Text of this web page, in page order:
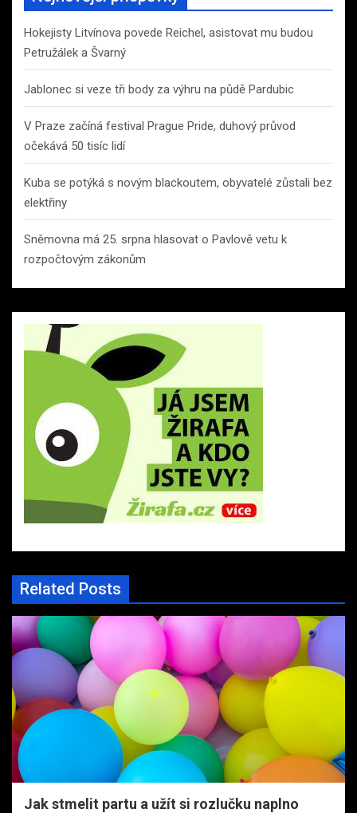
Hokejisty Litvínova povede Reichel, asistovat mu budou
Petružálek a Švarný
Jablonec si veze tři body za výhru na půdě Pardubic
V Praze začíná festival Prague Pride, duhový průvod
očekává 50 tisíc lidí
Kuba se potýká s novým blackoutem, obyvatelé zůstali bez
elektřiny
Sněmovna má 25. srpna hlasovat o Pavlově vetu k
rozpočtovým zákonům
Related Posts
Jak stmelit partu a užít si rozlučku naplno